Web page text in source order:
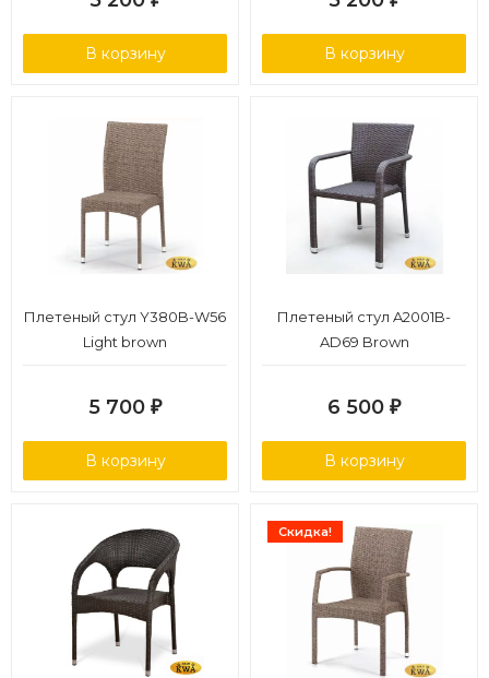
В корзину В корзину
Плетеный стул Y380B-W56
Light brown
5 700 ₽
В корзину
Плетеный стул A2001B-
AD69 Brown
6 500 ₽
В корзину
Скидка!